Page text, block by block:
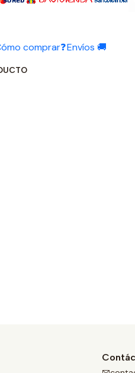
comprar❓Envíos 🚚